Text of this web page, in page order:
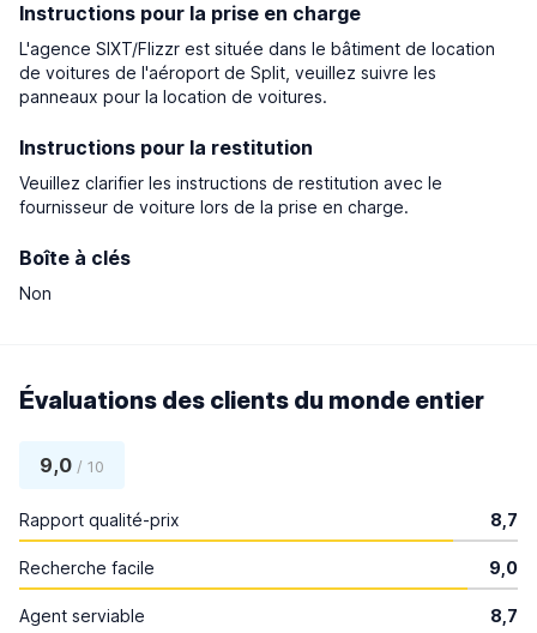
Instructions pour la prise en charge
L'agence SIXT/Flizzr est située dans le bâtiment de location
de voitures de l'aéroport de Split, veuillez suivre les
panneaux pour la location de voitures.
Instructions pour la restitution
Veuillez clarifier les instructions de restitution avec le
fournisseur de voiture lors de la prise en charge.
Boîte à clés
Non
Évaluations des clients du monde entier
9,0 / 10
Rapport qualité-prix 8,7
Recherche facile 9,0
Agent serviable 8,7